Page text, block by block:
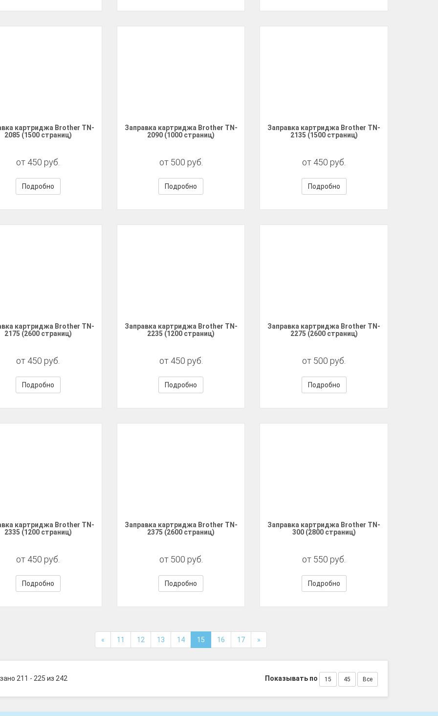
картриджа Brother TN-
2085 (1500 страниц)
от 450 руб.
Подробно
Заправка картриджа Brother TN-
2090 (1000 страниц)
от 500 руб.
Подробно
Заправка картриджа Brother TN-
2135 (1500 страниц)
от 450 руб.
Подробно
картриджа Brother TN-
2175 (2600 страниц)
от 450 руб.
Подробно
Заправка картриджа Brother TN-
2235 (1200 страниц)
от 450 руб.
Подробно
Заправка картриджа Brother TN-
2275 (2600 страниц)
от 500 руб.
Подробно
картриджа Brother TN-
2335 (1200 страниц)
от 450 руб.
Подробно
Заправка картриджа Brother TN-
2375 (2600 страниц)
от 500 руб.
Подробно
Заправка картриджа Brother TN-
300 (2800 страниц)
от 550 руб.
Подробно
« 11 12 13 14 15 16 17 »
211 - 225 из 242 Показывать по 15 45 Все